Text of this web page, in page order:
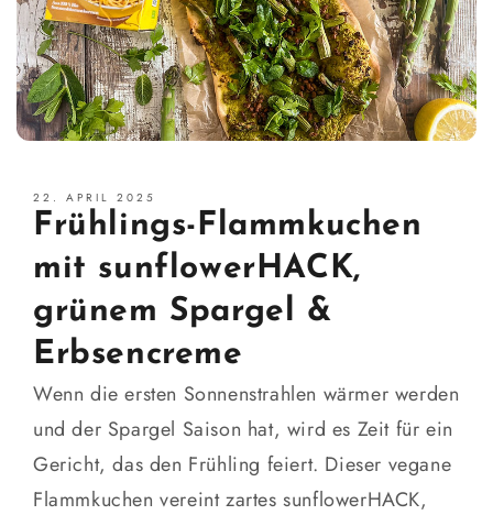
22. APRIL 2025
Frühlings-Flammkuchen
mit sunflowerHACK,
grünem Spargel &
Erbsencreme
Wenn die ersten Sonnenstrahlen wärmer werden
und der Spargel Saison hat, wird es Zeit für ein
Gericht, das den Frühling feiert. Dieser vegane
Flammkuchen vereint zartes sunflowerHACK,